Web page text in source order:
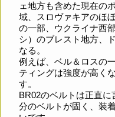
ェ地方も含めた現在の
域、スロヴァキアのほ
の一部、ウクライナ西
シ）のブレスト地方、
なる。
例えば、ベル＆ロスの
ティングは強度が高く
す。
BR02のベルトは正直
分のベルトが固く、装